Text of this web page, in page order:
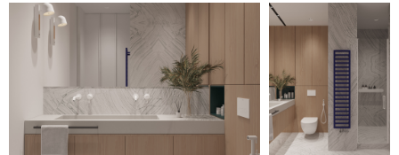
+7 950 743-47-61
Для клиентов:
+7 993 936-26-78
Insomnia.design@yandex.ru
Для поставщиков: